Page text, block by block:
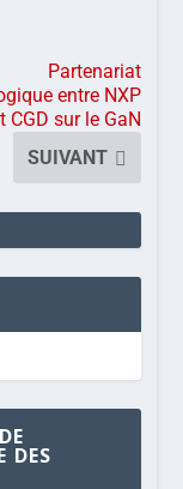
Partenariat
entre NXP
CGD sur le GaN
SUIVANT
DES